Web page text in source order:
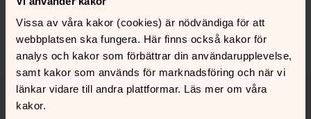
Vissa av våra kakor (cookies) är nödvändiga för att
webbplatsen ska fungera. Här finns också kakor för
analys och kakor som förbättrar din användarupplevelse,
samt kakor som används för marknadsföring och när vi
länkar vidare till andra plattformar. Läs mer om våra
kakor.
Dela